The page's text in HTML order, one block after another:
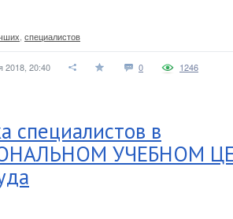
специалистов
2018, 20:40 0 1246
специалистов в
УЧЕБНОМ